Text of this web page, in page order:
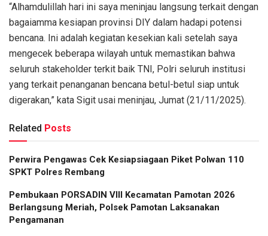
“Alhamdulillah hari ini saya meninjau langsung terkait dengan
bagaiamma kesiapan provinsi DIY dalam hadapi potensi
bencana. Ini adalah kegiatan kesekian kali setelah saya
mengecek beberapa wilayah untuk memastikan bahwa
seluruh stakeholder terkit baik TNI, Polri seluruh institusi
yang terkait penanganan bencana betul-betul siap untuk
digerakan,” kata Sigit usai meninjau, Jumat (21/11/2025).
Related Posts
Perwira Pengawas Cek Kesiapsiagaan Piket Polwan 110
SPKT Polres Rembang
Pembukaan PORSADIN VIII Kecamatan Pamotan 2026
Berlangsung Meriah, Polsek Pamotan Laksanakan
Pengamanan